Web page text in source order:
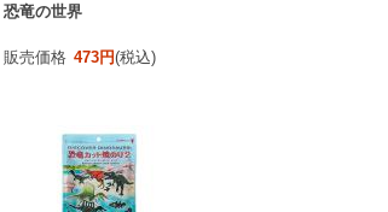
恐竜の世界
販売価格 473円(税込)